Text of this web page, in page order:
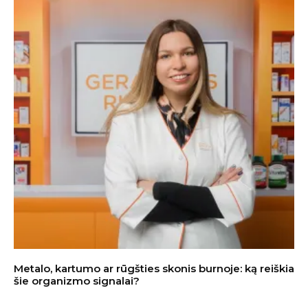
Metalo, kartumo ar rūgšties skonis burnoje: ką reiškia
šie organizmo signalai?